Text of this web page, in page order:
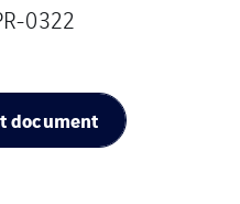
0322
document